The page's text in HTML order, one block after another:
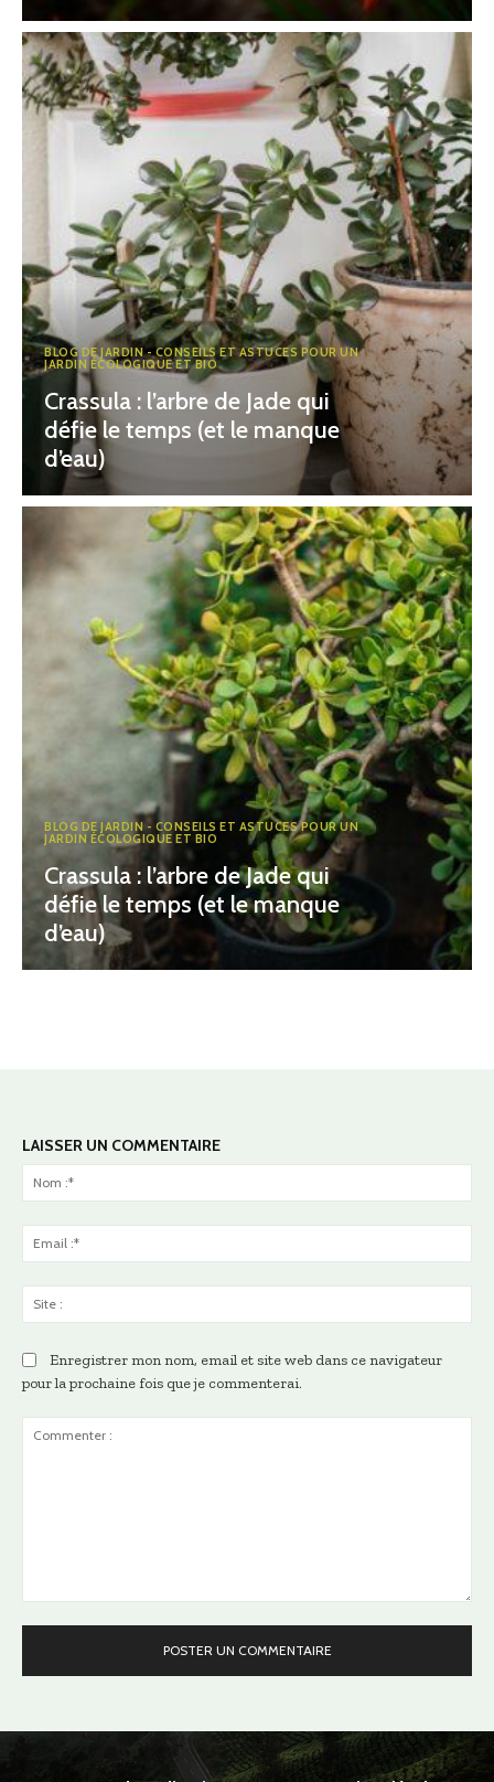
BLOG DE JARDIN - CONSEILS ET ASTUCES POUR UN
JARDIN ÉCOLOGIQUE ET BIO
Crassula : l’arbre de Jade qui
défie le temps (et le manque
d’eau)
BLOG DE JARDIN - CONSEILS ET ASTUCES POUR UN
JARDIN ÉCOLOGIQUE ET BIO
Crassula : l’arbre de Jade qui
défie le temps (et le manque
d’eau)
LAISSER UN COMMENTAIRE
Enregistrer mon nom, email et site web dans ce navigateur
pour la prochaine fois que je commenterai.